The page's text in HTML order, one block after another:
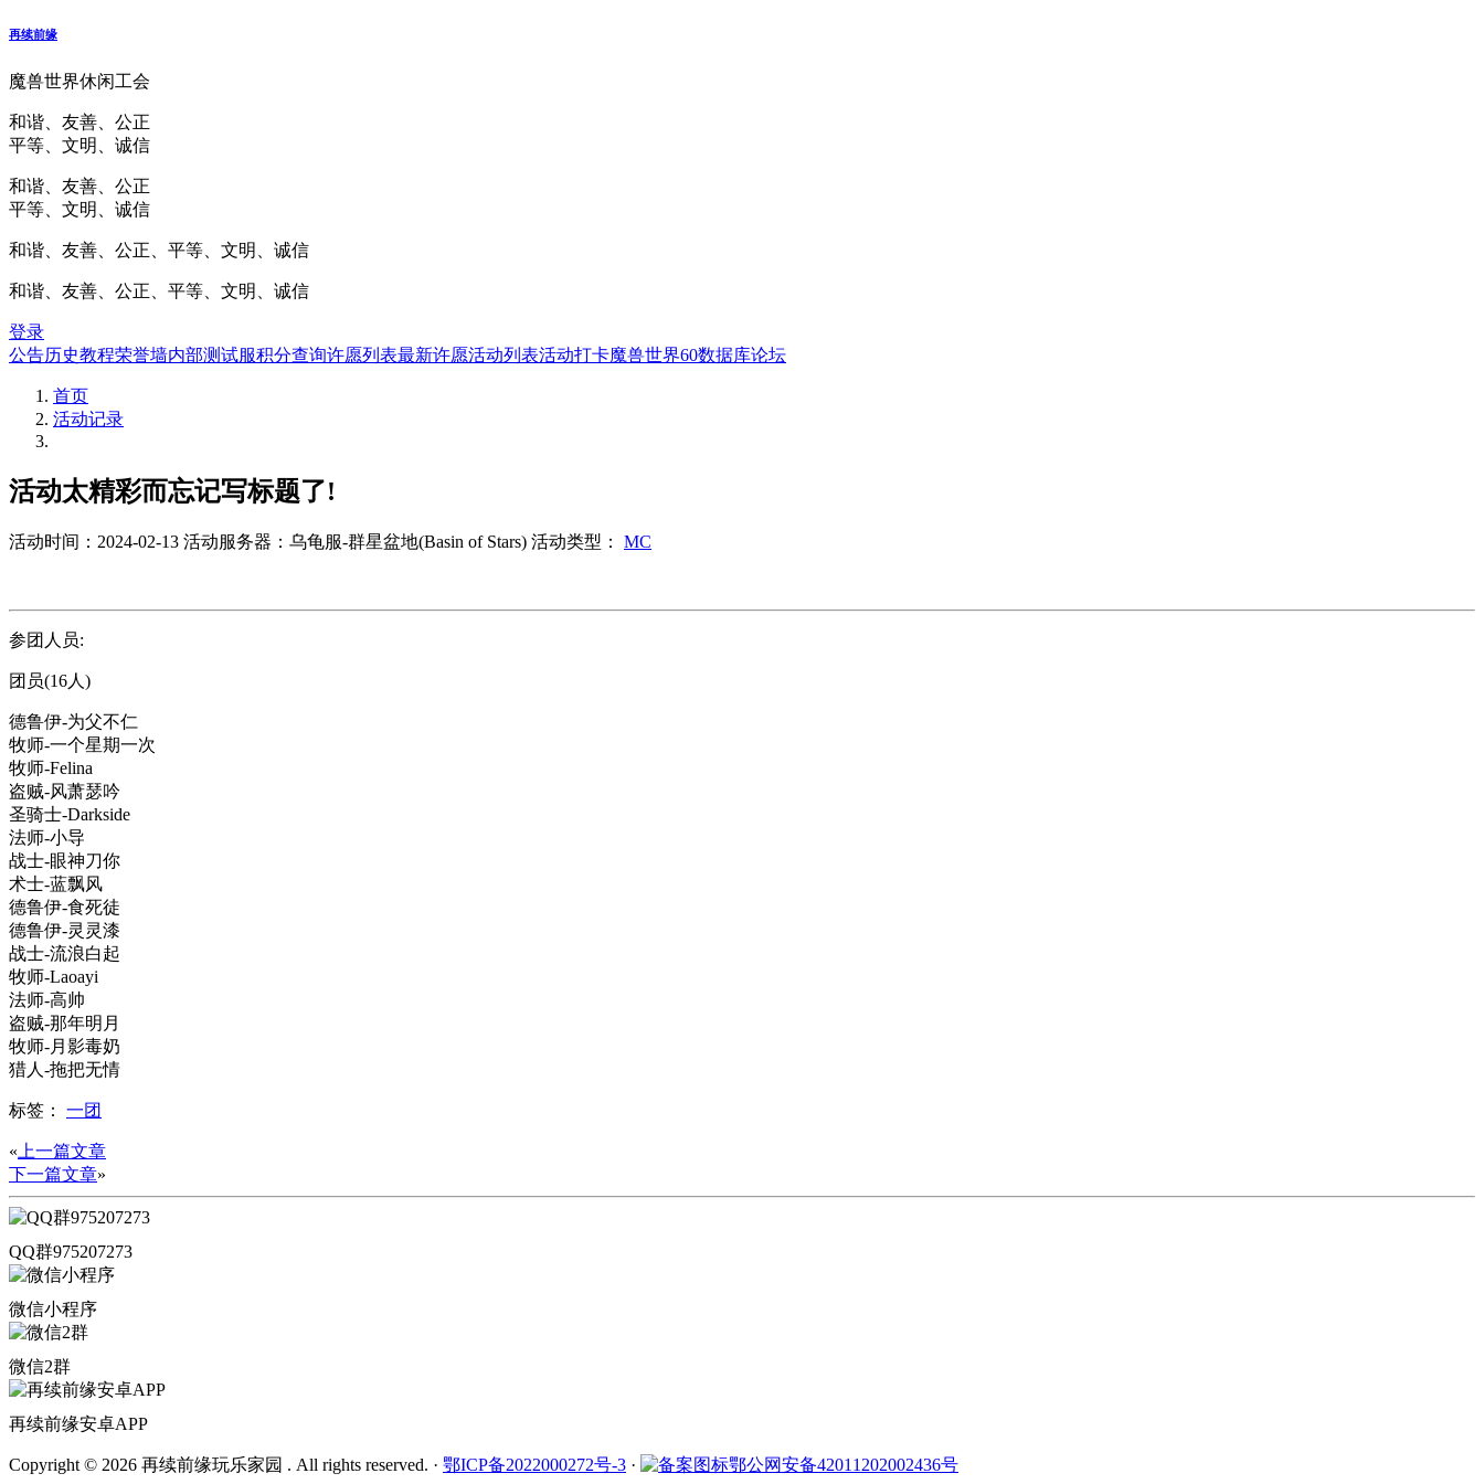
再续前缘
魔兽世界休闲工会
和谐、友善、公正
平等、文明、诚信
和谐、友善、公正
平等、文明、诚信
和谐、友善、公正、平等、文明、诚信
和谐、友善、公正、平等、文明、诚信
登录
公告历史教程荣誉墙内部测试服积分查询许愿列表最新许愿活动列表活动打卡魔兽世界60数据库论坛
首页
活动记录
活动太精彩而忘记写标题了!
活动时间：2024-02-13 活动服务器：乌龟服-群星盆地(Basin of Stars) 活动类型： MC
参团人员:
团员(16人)
德鲁伊-为父不仁
牧师-一个星期一次
牧师-Felina
盗贼-风萧瑟吟
圣骑士-Darkside
法师-小导
战士-眼神刀你
术士-蓝飘风
德鲁伊-食死徒
德鲁伊-灵灵漆
战士-流浪白起
牧师-Laoayi
法师-高帅
盗贼-那年明月
牧师-月影毒奶
猎人-拖把无情
标签： 一团
« 上一篇文章
下一篇文章»
QQ群975207273
微信小程序
微信2群
再续前缘安卓APP
Copyright © 2026 再续前缘玩乐家园 . All rights reserved. · 鄂ICP备2022000272号-3 · 鄂公网安备42011202002436号